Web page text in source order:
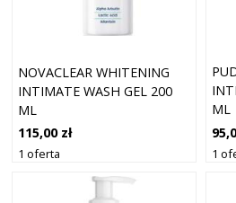
NOVACLEAR WHITENING
INTIMATE WASH GEL 200
ML
115,00 zł
1 oferta
ML
1